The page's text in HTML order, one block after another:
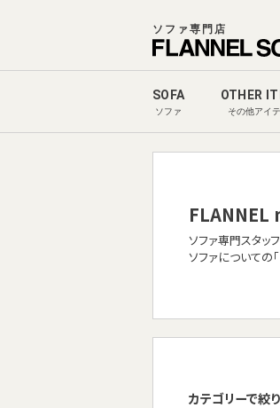
ソファ専門店
SOFA
ソファ
OTHER
その他アイ
ソファ専門スタッ
ソファについての
カテゴリーで絞